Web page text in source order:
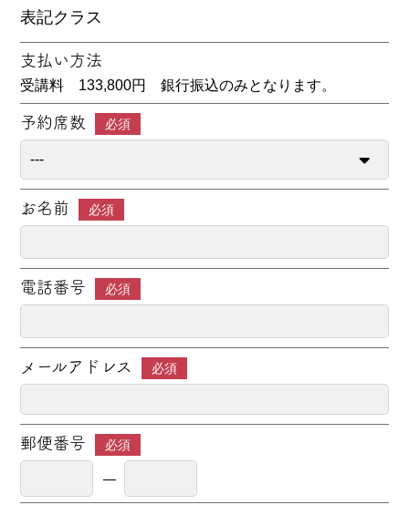
支払い方法
受講料 133,800円 銀行振込のみとなります。
予約席数 必須
お名前 必須
電話番号 必須
メールアドレス 必須
郵便番号 必須